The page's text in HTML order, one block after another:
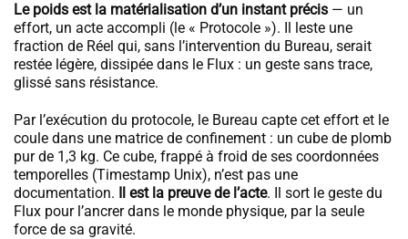
Le poids est la matérialisation d’un instant précis — un
effort, un acte accompli (le « Protocole »). Il leste une
fraction de Réel qui, sans l’intervention du Bureau, serait
restée légère, dissipée dans le Flux : un geste sans trace,
glissé sans résistance.
Par l’exécution du protocole, le Bureau capte cet effort et le
coule dans une matrice de confinement : un cube de plomb
pur de 1,3 kg. Ce cube, frappé à froid de ses coordonnées
temporelles (Timestamp Unix), n’est pas une
documentation. Il est la preuve de l’acte. Il sort le geste du
Flux pour l’ancrer dans le monde physique, par la seule
force de sa gravité.